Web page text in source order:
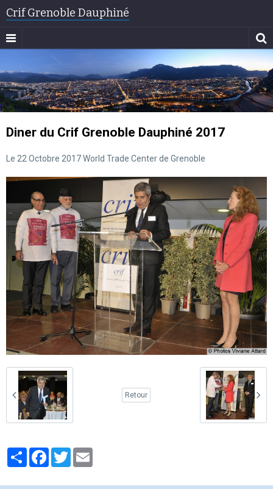
Crif Grenoble Dauphiné
Diner du Crif Grenoble Dauphiné 2017
Le 22 Octobre 2017 World Trade Center de Grenoble
Retour
PartagerFacebook
Twitter